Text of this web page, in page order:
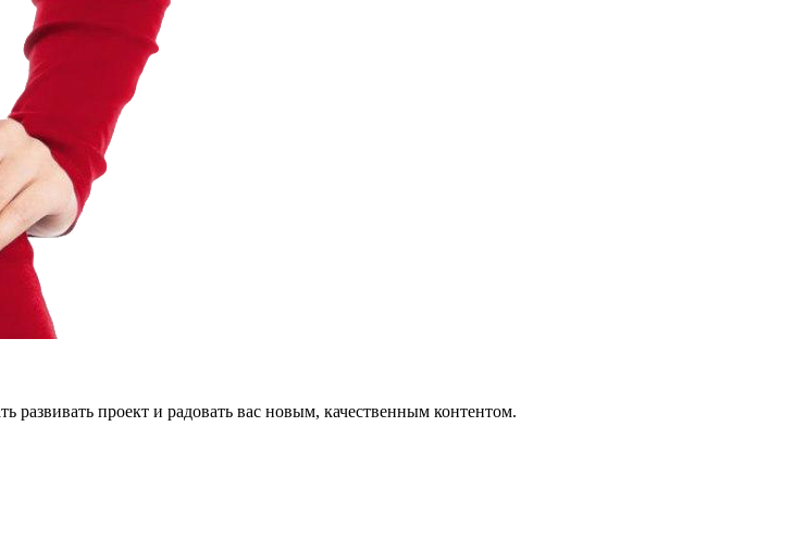
развивать проект и радовать вас новым, качественным контентом.